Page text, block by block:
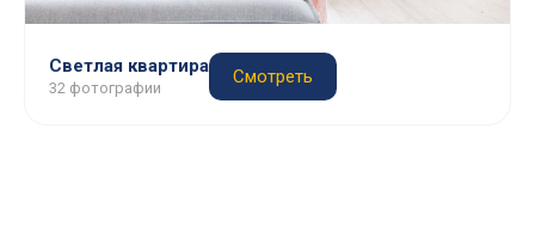
Светлая квартира
32 фотографии
Смотреть